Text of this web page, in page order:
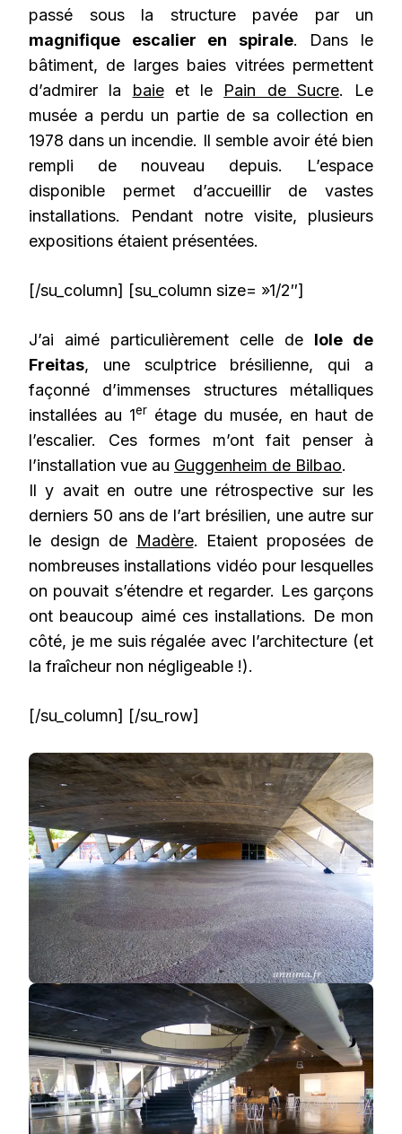
passé sous la structure pavée par un
magnifique escalier en spirale. Dans le
bâtiment, de larges baies vitrées permettent
d’admirer la baieet le Pain de Sucre. Le
musée a perdu un partie de sa collection en
1978 dans un incendie. Il semble avoir été bien
rempli de nouveau depuis. L’espace
disponible permet d’accueillir de vastes
installations. Pendant notre visite, plusieurs
expositions étaient présentées.
[/su_column] [su_column size= »1/2″]
J’ai aimé particulièrement celle de Iole de
Freitas, une sculptrice brésilienne, qui a
façonné d’immenses structures métalliques
installées au 1er étage du musée, en haut de
l’escalier. Ces formes m’ont fait penser à
l’installation vue au Guggenheim de Bilbao.
Il y avait en outre une rétrospective sur les
derniers 50 ans de l’art brésilien, une autre sur
le design de Madère. Etaient proposées de
nombreuses installations vidéo pour lesquelles
on pouvait s’étendre et regarder. Les garçons
ont beaucoup aimé ces installations. De mon
côté, je me suis régalée avec l’architecture (et
la fraîcheur non négligeable !).
[/su_column] [/su_row]